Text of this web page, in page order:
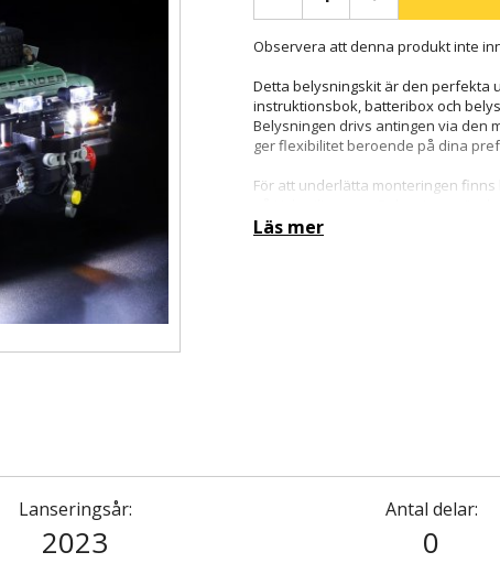
Observera att denna produkt inte
Detta belysningskit är den perfekta
instruktionsbok, batteribox och
Belysningen drivs antingen via den
ger flexibilitet beroende på dina
För att underlätta monteringen
installationen kan ta från 30
Läs mer
Lanseringsår:
2023
Antal delar:
0